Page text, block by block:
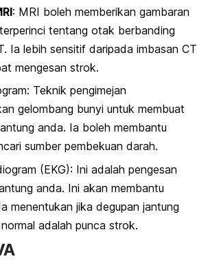
: MRI boleh memberikan gambaran
tentang otak berbanding
Ia lebih sensitif daripada imbasan CT
mengesan strok.
Teknik pengimejan
gelombang bunyi untuk membuat
anda. Ia boleh membantu
sumber pembekuan darah.
(EKG): Ini adalah pengesan
anda. Ini akan membantu
menentukan jika degupan jantung
adalah punca strok.